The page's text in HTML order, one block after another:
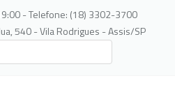
- Telefone: (18) 3302-3700
540 - Vila Rodrigues - Assis/SP